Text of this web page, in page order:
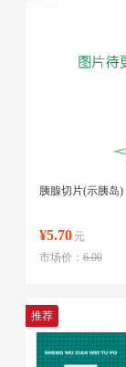
胰腺切片(示胰岛)
¥5.70 元
市场价：6.00
推荐